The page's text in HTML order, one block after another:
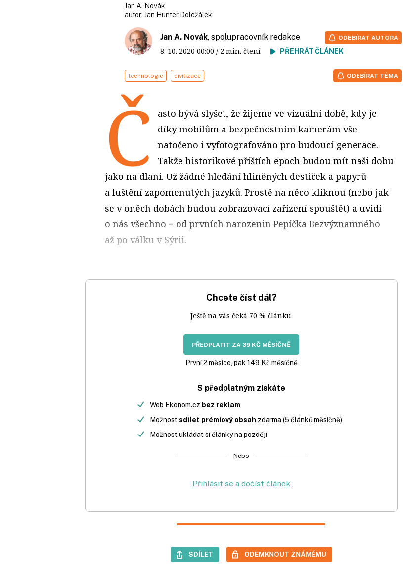
Jan A. Novák
autor: Jan Hunter Doležálek
Jan A. Novák, spolupracovník redakce
8. 10. 2020 00:00 / 2 min. čtení PŘEHRÁT ČLÁNEK
ODEBÍRAT AUTORA
technologie civilizace ODEBÍRAT TÉMA
Č
asto bývá slyšet, že žijeme ve vizuální době, kdy je
díky mobilům a bezpečnostním kamerám vše
natočeno i vyfotografováno pro budoucí generace.
Takže historikové příštích epoch budou mít naši dobu
jako na dlani. Už žádné hledání hliněných destiček a papyrů
a luštění zapomenutých jazyků. Prostě na něco kliknou (nebo jak
se v oněch dobách budou zobrazovací zařízení spouštět) a uvidí
o nás všechno − od prvních narozenin Pepíčka Bezvýznamného
až po válku v Sýrii.
Chcete číst dál?
Ještě na vás čeká 70 % článku.
PŘEDPLATIT ZA 39 KČ MĚSÍČNĚ
První 2 měsíce, pak 149 Kč měsíčně
S předplatným získáte
Web Ekonom.cz bez reklam
Možnost sdílet prémiový obsah zdarma (5 článků měsíčně)
Možnost ukládat si články na později
Nebo
Přihlásit se a dočíst článek
SDÍLET ODEMKNOUT ZNÁMÉMU